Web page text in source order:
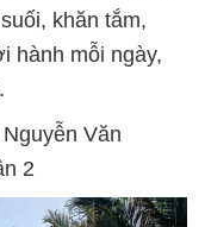
khăn tắm,
hành mỗi ngày,
Văn
2